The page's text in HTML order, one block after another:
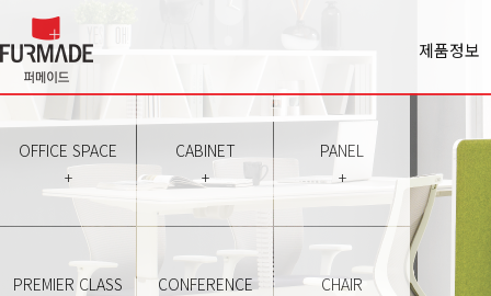
제품정보
Office
Panel
Chair
Sofa
OFFICE SPACE
+
CABINET
+
PANEL
+
PREMIER CLASS
CONFERENCE
CHAIR